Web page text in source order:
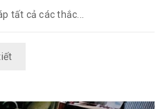
tất cả các thắc...